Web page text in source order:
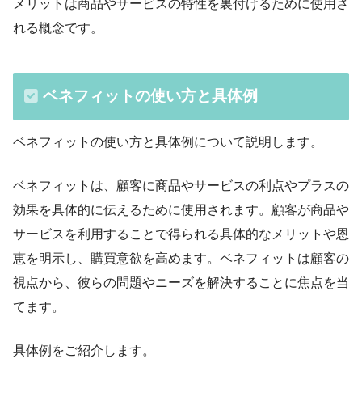
メリットは商品やサービスの特性を裏付けるために使用さ
れる概念です。
ベネフィットの使い方と具体例
ベネフィットの使い方と具体例について説明します。
ベネフィットは、顧客に商品やサービスの利点やプラスの
効果を具体的に伝えるために使用されます。顧客が商品や
サービスを利用することで得られる具体的なメリットや恩
恵を明示し、購買意欲を高めます。ベネフィットは顧客の
視点から、彼らの問題やニーズを解決することに焦点を当
てます。
具体例をご紹介します。